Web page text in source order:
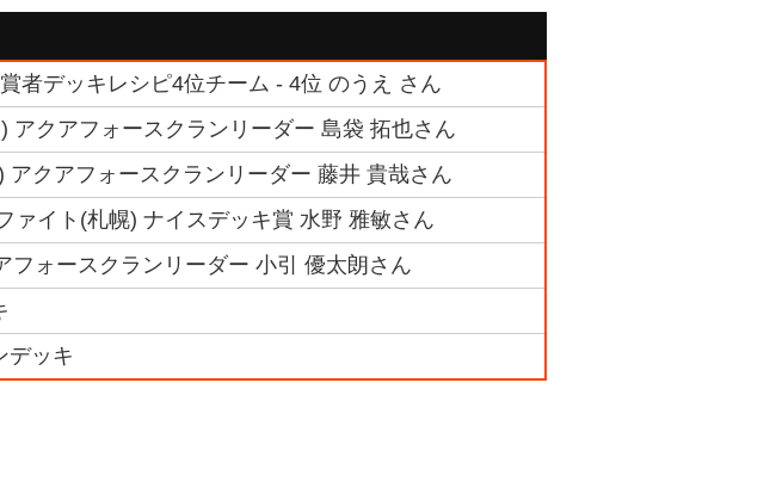
者デッキレシピ4位チーム - 4位 のうえ さん
クアフォースクランリーダー 島袋 拓也さん
クアフォースクランリーダー 藤井 貴哉さん
イト(札幌) ナイスデッキ賞 水野 雅敏さん
ォースクランリーダー 小引 優太朗さん
デッキ